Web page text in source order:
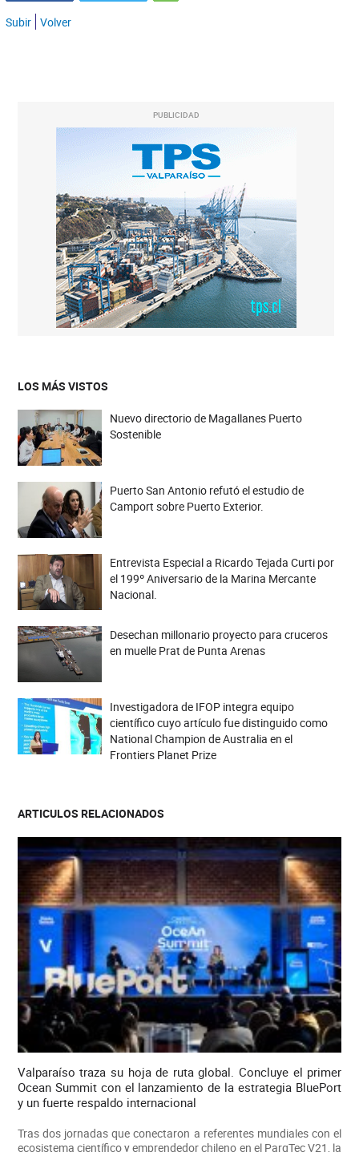
Subir Volver
PUBLICIDAD
LOS MÁS VISTOS
Nuevo directorio de Magallanes Puerto
Sostenible
Puerto San Antonio refutó el estudio de
Camport sobre Puerto Exterior.
Entrevista Especial a Ricardo Tejada Curti por
el 199º Aniversario de la Marina Mercante
Nacional.
Desechan millonario proyecto para cruceros
en muelle Prat de Punta Arenas
Investigadora de IFOP integra equipo
científico cuyo artículo fue distinguido como
National Champion de Australia en el
Frontiers Planet Prize
ARTICULOS RELACIONADOS
Valparaíso traza su hoja de ruta global. Concluye el primer
Ocean Summit con el lanzamiento de la estrategia BluePort
y un fuerte respaldo internacional
Tras dos jornadas que conectaron a referentes mundiales con el
ecosistema científico y emprendedor chileno en el ParqTec V21, la